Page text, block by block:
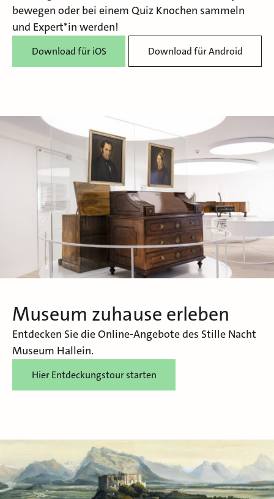
bewegen oder bei einem Quiz Knochen sammeln
und Expert*in werden!
Download für iOS Download für Android
Museum zuhause erleben
Entdecken Sie die Online-Angebote des Stille Nacht
Museum Hallein.
Hier Entdeckungstour starten